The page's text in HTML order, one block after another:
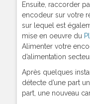
Ensuite, raccorder
encodeur sur votre
sur lequel est
mise en oeuvre du
Alimenter votre
d’alimentation
Après quelques
détecte d’une part
part, une nouveau